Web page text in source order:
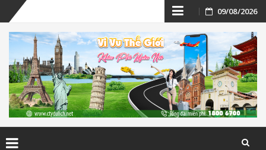
Skip
to
content
09/08/2026